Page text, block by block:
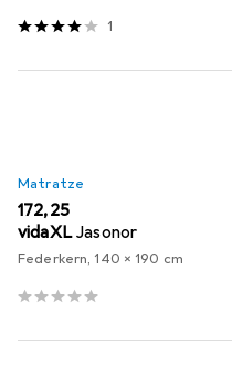
1
Matratze
EUR
172,25
vidaXL Jasonor
Federkern, 140 x 190 cm